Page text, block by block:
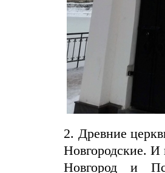
2. Древние
Новгородские. И
Новгород и